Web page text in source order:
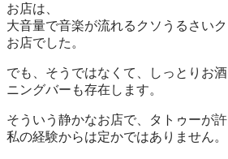
お店は、
大音量で音楽が流れるクソうるさい
お店でした。
でも、そうではなくて、しっとりお
ニングバーも存在します。
そういう静かなお店で、タトゥーが許
私の経験からは定かではありません。